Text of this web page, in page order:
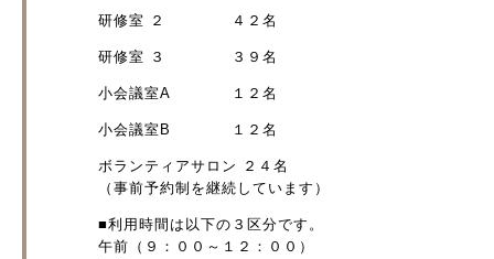
研修室 ２ ４２名
研修室 ３ ３９名
小会議室A １２名
小会議室B １２名
ボランティアサロン ２４名
（事前予約制を継続しています）
■利用時間は以下の３区分です。
午前（９：００～１２：００）